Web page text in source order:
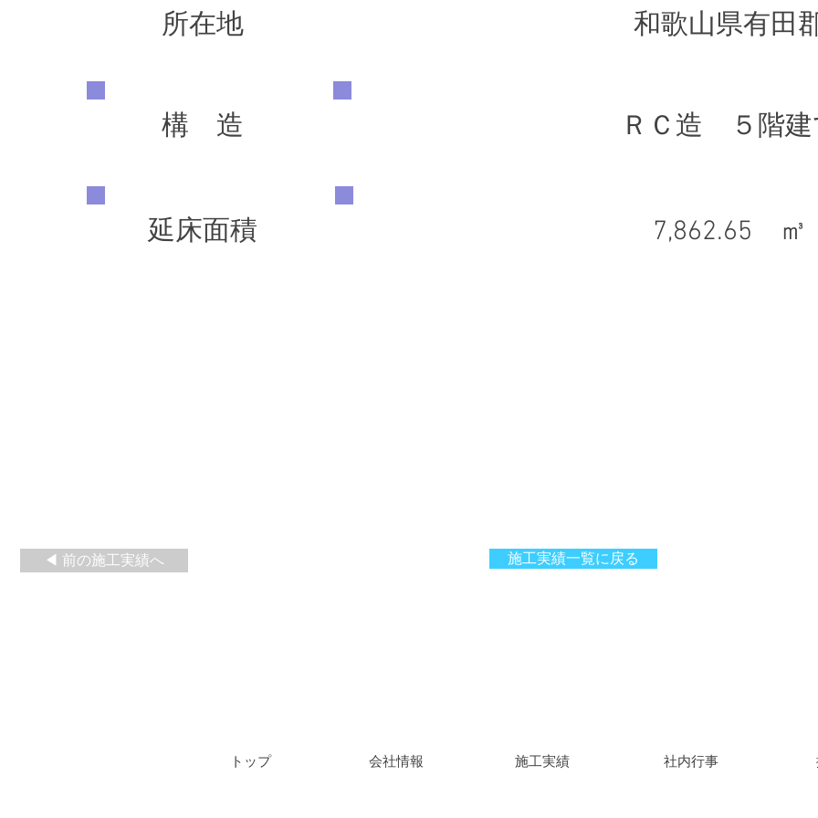
所在地 和歌山県有田
構 造 ＲＣ造 ５階建
延床面積 7,862.65 ㎥
◀ 前の施工実績へ 施工実績一覧に戻る
​トップ 会社情報 施工実績 社内行事